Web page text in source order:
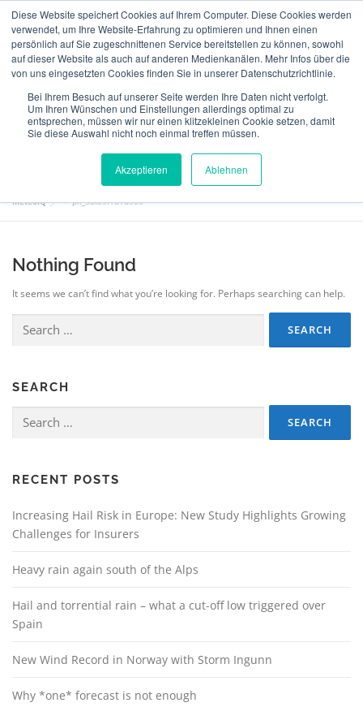
Diese Website speichert Cookies auf Ihrem Computer. Diese Cookies werden
verwendet, um Ihre Website-Erfahrung zu optimieren und Ihnen einen
persönlich auf Sie zugeschnittenen Service bereitstellen zu können, sowohl
auf dieser Website als auch auf anderen Medienkanälen. Mehr Infos über die
von uns eingesetzten Cookies finden Sie in unserer Datenschutzrichtlinie.
Bei Ihrem Besuch auf unserer Seite werden Ihre Daten nicht verfolgt.
Um Ihren Wünschen und Einstellungen allerdings optimal zu
entsprechen, müssen wir nur einen klitzekleinen Cookie setzen, damit
Sie diese Auswahl nicht noch einmal treffen müssen.
Akzeptieren Ablehnen
content
ABOUT US INSURANCE VERIFICATION
TECHNOLOGY TEAM NEWS CONTACT
MEDIA FOLDER:
PLL_5DFA9F1B1D900
MeteoIQ >pll_5dfa9f1b1d900
Nothing Found
It seems we can’t find what you’re looking for. Perhaps searching can help.
for:
SEARCH
for:
RECENT POSTS
Increasing Hail Risk in Europe: New Study Highlights Growing
Challenges for Insurers
Heavy rain again south of the Alps
Hail and torrential rain – what a cut-off low triggered over
Spain
New Wind Record in Norway with Storm Ingunn
Why *one* forecast is not enough